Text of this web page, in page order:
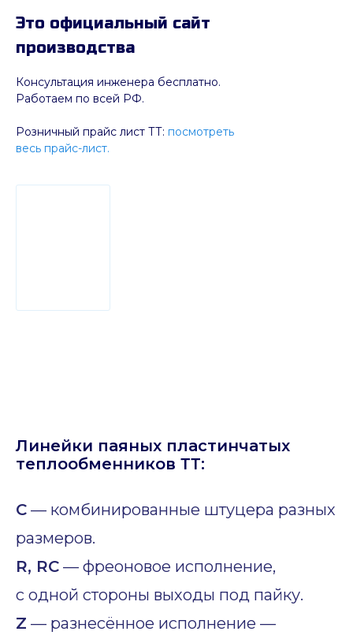
Консультация инженера бесплатно.
Работаем по всей РФ.
Розничный прайс лист ТТ: посмотреть
весь прайс-лист.
Это официальный сайт
производства
Линейки паяных пластинчатых
теплообменников ТТ:
C — комбинированные штуцера разных
размеров.
R, RC — фреоновое исполнение,
с одной стороны выходы под пайку.
Z — разнесённое исполнение —